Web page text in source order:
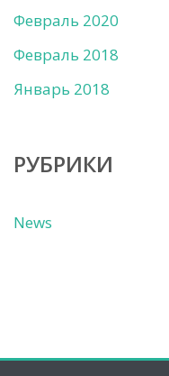
Февраль 2020
Февраль 2018
Январь 2018
РУБРИКИ
News